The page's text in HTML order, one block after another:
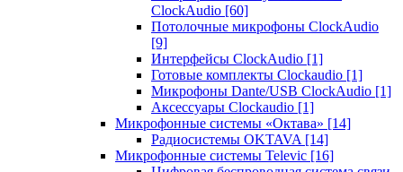
ClockAudio [60]
Потолочные микрофоны ClockAudio
[9]
Интерфейсы ClockAudio [1]
Готовые комплекты Clockaudio [1]
Микрофоны Dante/USB ClockAudio [1]
Аксессуары Clockaudio [1]
Микрофонные системы «Октава» [14]
Радиосистемы OKTAVA [14]
Микрофонные системы Televic [16]